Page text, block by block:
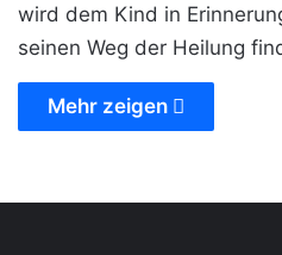
wird dem Kind in
seinen Weg der Heilung
Mehr zeigen